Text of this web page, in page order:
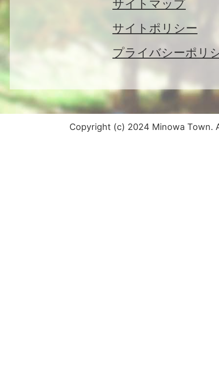
サイトマップ
サイトポリシー
プライバシーポリ
Copyright (c) 2024 Minowa Town.